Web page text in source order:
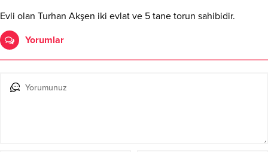
Evli olan Turhan Akşen iki evlat ve 5 tane torun sahibidir.
Yorumlar